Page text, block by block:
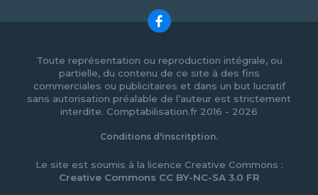
Toute représentation ou reproduction intégrale, ou
partielle, du contenu de ce site à des fins
commerciales ou publicitaires et dans un but lucratif
sans autorisation préalable de l’auteur est strictement
interdite. Comptabilisation.fr 2016 - 2026
Conditions d'inscritption.
Le site est soumis à la licence Creative Commons :
Creative Commons CC BY-NC-SA 3.0 FR